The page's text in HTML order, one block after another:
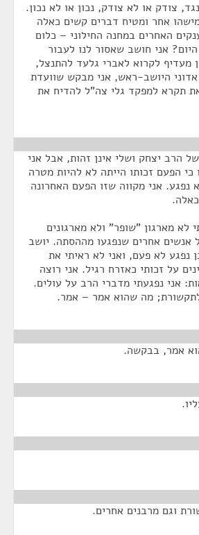
צודק או לא צודק, נכון או לא נכון.
אחר ומטיח דברים קשים כאלה
האחרים במחנה החילוני – כלום
אני חושב שאסור לנו לעבור
מעדיף לקרוא לאברי גלעד להתנצל,
היושב-ראש, אני מבקש שוועדת
תקרא למפקד גלי צה"ל להדיח את
הרב יצחק ושלי אינן זהות, אבל אני
כי הפעם זכותו הייתה לא להיות מטרה
נפגע. אני מקווה שזו הפעם האחרונה
מארגון "שופר" ולא מארגונים
אנשים אחרים שנפגעו מההסתה. יושב
נפגע לא פעם, ואני לא ראיתי את
על זכותי כאזרח רגיל. אני רוצה
אני נפגעתי מדברי הרב על עולים.
לתקשורת; מה שהוא אמר – אמר.
אמר, בבקשה.
וגם מרבנים אחרים.